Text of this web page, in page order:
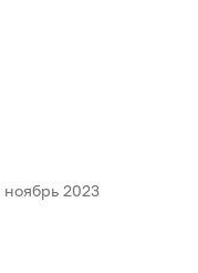
ноябрь 2023